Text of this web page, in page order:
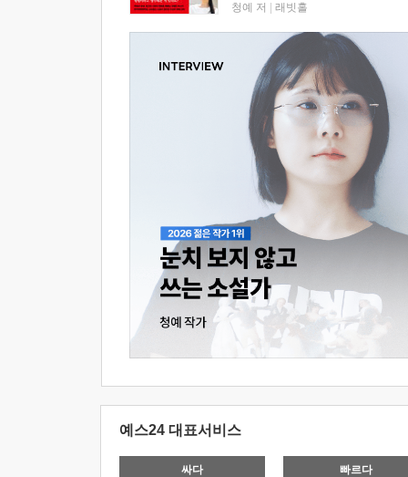
청예 저 래빗홀
예스24 대표서비스
싸다 빠르다